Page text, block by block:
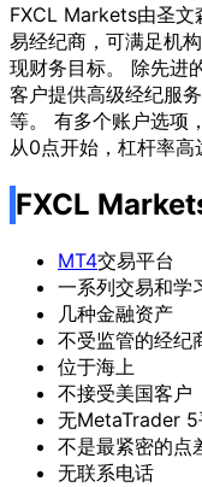
FXCL Markets由圣文
易经纪商，可满足机
现财务目标。 除先进
客户提供高级经纪服
等。 有多个账户选项
从0点开始，杠杆率高
FXCL
MT4交易平台
一系列交易和学
几种金融资产
不受监管的经纪
位于海上
不接受美国客户
无MetaTrader 5
不是最紧密的点
无联系电话